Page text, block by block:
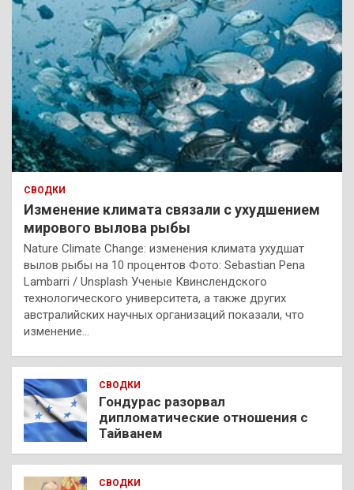
СВОДКИ
Изменение климата связали с ухудшением
мирового вылова рыбы
Nature Climate Change: изменения климата ухудшат
вылов рыбы на 10 процентов Фото: Sebastian Pena
Lambarri / Unsplash Ученые Квинслендского
технологического университета, а также других
австралийских научных организаций показали, что
изменение…
СВОДКИ
Гондурас разорвал
дипломатические отношения с
Тайванем
СВОДКИ